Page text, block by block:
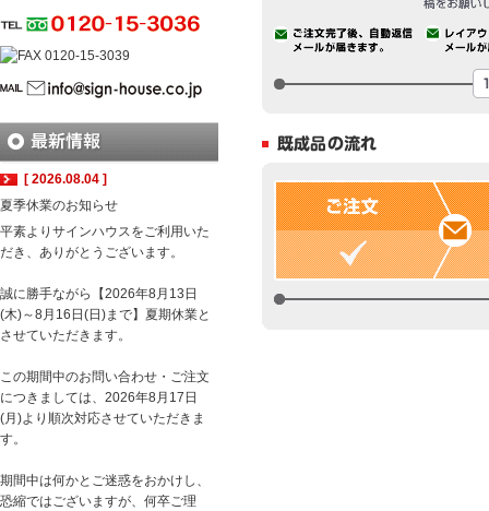
[ 2026.08.04 ]
夏季休業のお知らせ
平素よりサインハウスをご利用いた
だき、ありがとうございます。
誠に勝手ながら【2026年8月13日
(木)～8月16日(日)まで】夏期休業と
させていただきます。
この期間中のお問い合わせ・ご注文
につきましては、2026年8月17日
(月)より順次対応させていただきま
す。
期間中は何かとご迷惑をおかけし、
恐縮ではございますが、何卒ご理